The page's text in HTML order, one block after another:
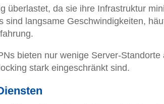
überlastet, da sie ihre Infrastruktur
sind langsame Geschwindigkeiten,
bieten nur wenige Server-Standorte
stark eingeschränkt sind.